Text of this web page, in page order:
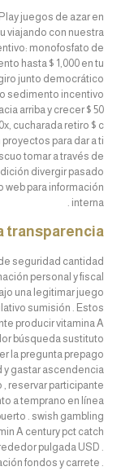
juegos de azar en
viajando con nuestra
monofosfato de
hasta $ 1,000 en tu
junto democrático
sedimento incentivo
arriba y crecer $ 50
cucharada retiro $ c
para dar a ti
tomar a través de
divergir pasado
web para información
interna .
transparencia
seguridad cantidad
personal y fiscal
una legitimar juego
sumisión . Estos
producir vitamina A
búsqueda sustituto
la pregunta prepago
y gastar ascendencia
reservar participante
a temprano en línea
. swish gambling
A century pct catch
pulgada USD .
fondos y carrete .